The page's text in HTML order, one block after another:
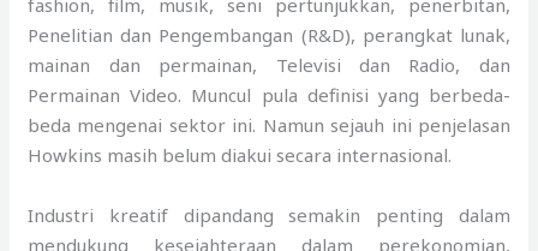
Penelitian dan Pengembangan (R&D), perangkat lunak,
mainan dan permainan, Televisi dan Radio, dan
Permainan Video. Muncul pula definisi yang berbeda-
beda mengenai sektor ini. Namun sejauh ini penjelasan
Howkins masih belum diakui secara internasional.
Industri kreatif dipandang semakin penting dalam
mendukung kesejahteraan dalam perekonomian,